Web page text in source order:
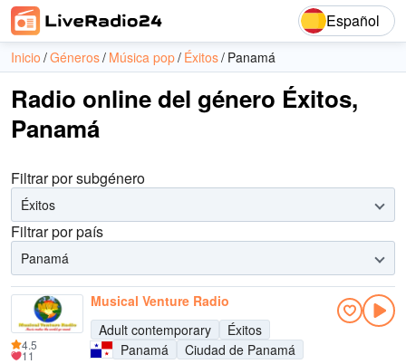
Español
Inicio Géneros Música pop Éxitos Panamá
Radio online del género Éxitos,
Panamá
Filtrar por subgénero
Éxitos
Filtrar por país
Panamá
Musical Venture Radio
Adult contemporary
Éxitos
Panamá
Ciudad de Panamá
4.5
11